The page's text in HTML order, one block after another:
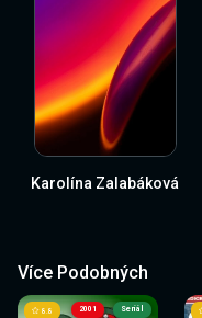
Karolína Zalabáková
Více Podobných
2001
8.8 Seriál